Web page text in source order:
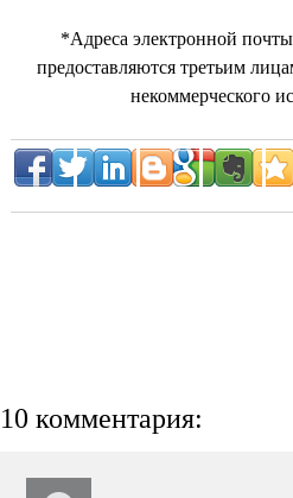
*Адреса электронной
предоставляются третьим
некоммерческого
10 комментария: